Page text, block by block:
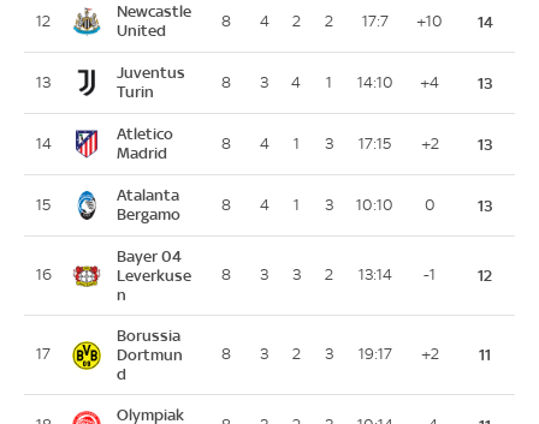
12
Newcastle
United
8 4 2 2 17:7 +10 14
13
Juventus
Turin
8 3 4 1 14:10 +4 13
14
Atletico
Madrid
8 4 1 3 17:15 +2 13
15
Atalanta
Bergamo
8 4 1 3 10:10 0 13
16
Bayer 04
Leverkuse
n
8 3 3 2 13:14 -1 12
17
Borussia
Dortmun
d
8 3 2 3 19:17 +2 11
Olympiak